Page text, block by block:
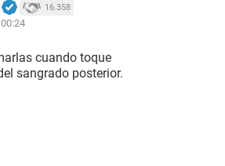
16.358
cuando toque
sangrado posterior.